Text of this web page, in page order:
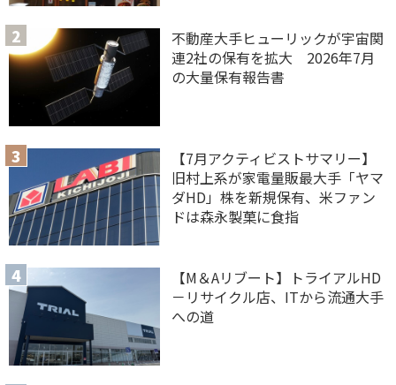
不動産大手ヒューリックが宇宙関
連2社の保有を拡大 2026年7月
の大量保有報告書
【7月アクティビストサマリー】
旧村上系が家電量販最大手「ヤマ
ダHD」株を新規保有、米ファン
ドは森永製菓に食指
【M＆Aリブート】トライアルHD
－リサイクル店、ITから流通大手
への道